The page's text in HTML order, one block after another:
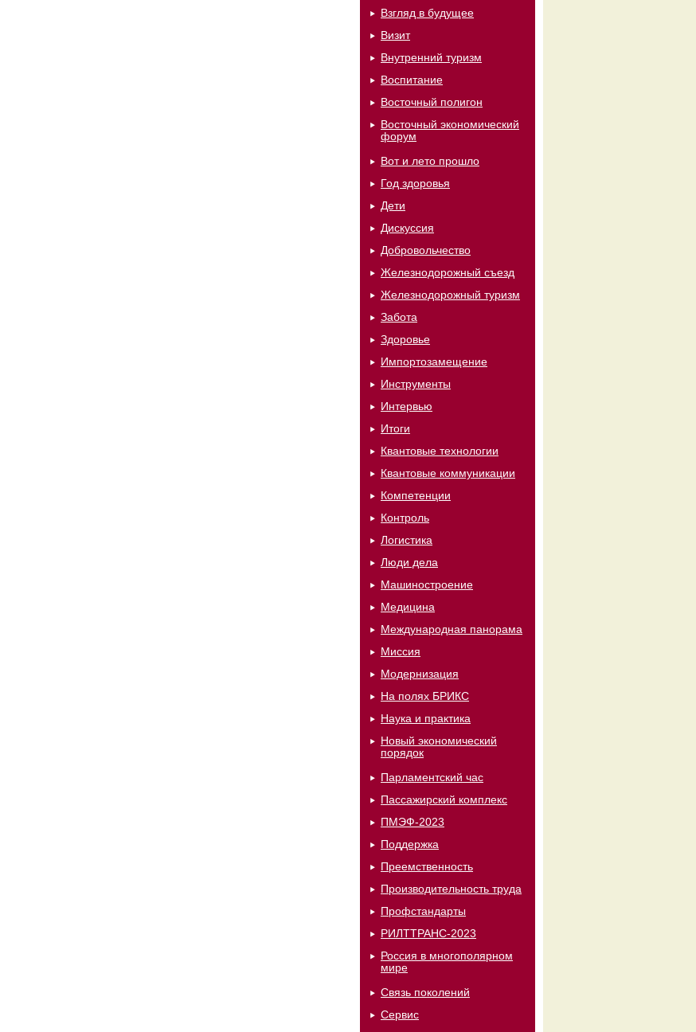
Взгляд в будущее
Визит
Внутренний туризм
Воспитание
Восточный полигон
Восточный экономический
форум
Вот и лето прошло
Год здоровья
Дети
Дискуссия
Добровольчество
Железнодорожный съезд
Железнодорожный туризм
Забота
Здоровье
Импортозамещение
Инструменты
Интервью
Итоги
Квантовые технологии
Квантовые коммуникации
Компетенции
Контроль
Логистика
Люди дела
Машиностроение
Медицина
Международная панорама
Миссия
Модернизация
На полях БРИКС
Наука и практика
Новый экономический
порядок
Парламентский час
Пассажирский комплекс
ПМЭФ-2023
Поддержка
Преемственность
Производительность труда
Профстандарты
РИЛТТРАНС-2023
Россия в многополярном
мире
Связь поколений
Сервис